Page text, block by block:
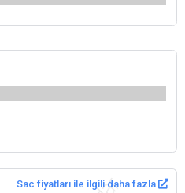
Sac fiyatları ile ilgili daha fazla